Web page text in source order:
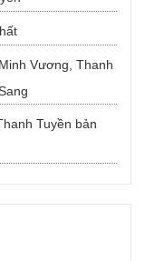
Vương, Thanh
Tuyền bản